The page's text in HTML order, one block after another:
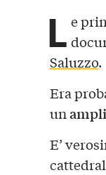
L e
Saluzzo.
Era
un
E’